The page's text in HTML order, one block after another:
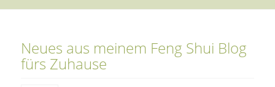
Neues aus meinem Feng Shui Blog
fürs Zuhause